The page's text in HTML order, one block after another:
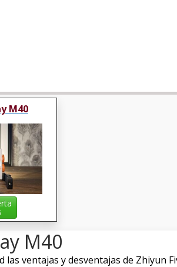
M40
M40
ventajas y desventajas de Zhiyun